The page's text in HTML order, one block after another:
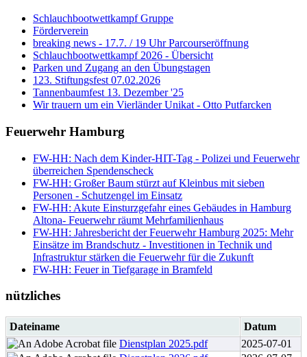
Schlauchbootwettkampf Gruppe
Förderverein
breaking news - 17.7. / 19 Uhr Parcourseröffnung
Schlauchbootwettkampf 2026 - Übersicht
Parken und Zugang an den Übungstagen
123. Stiftungsfest 07.02.2026
Tannenbaumfest 13. Dezember '25
Wir trauern um ein Vierländer Unikat - Otto Putfarcken
Feuerwehr Hamburg
FW-HH: Nach dem Kinder-HIT-Tag - Polizei und Feuerwehr
überreichen Spendenscheck
FW-HH: Großer Baum stürzt auf Kleinbus mit sieben
Personen - Schutzengel im Einsatz
FW-HH: Akute Einsturzgefahr eines Gebäudes in Hamburg
Altona- Feuerwehr räumt Mehrfamilienhaus
FW-HH: Jahresbericht der Feuerwehr Hamburg 2025: Mehr
Einsätze im Brandschutz - Investitionen in Technik und
Infrastruktur stärken die Feuerwehr für die Zukunft
FW-HH: Feuer in Tiefgarage in Bramfeld
nützliches
Dateiname
Datum
Dienstplan 2025.pdf
2025-07-01